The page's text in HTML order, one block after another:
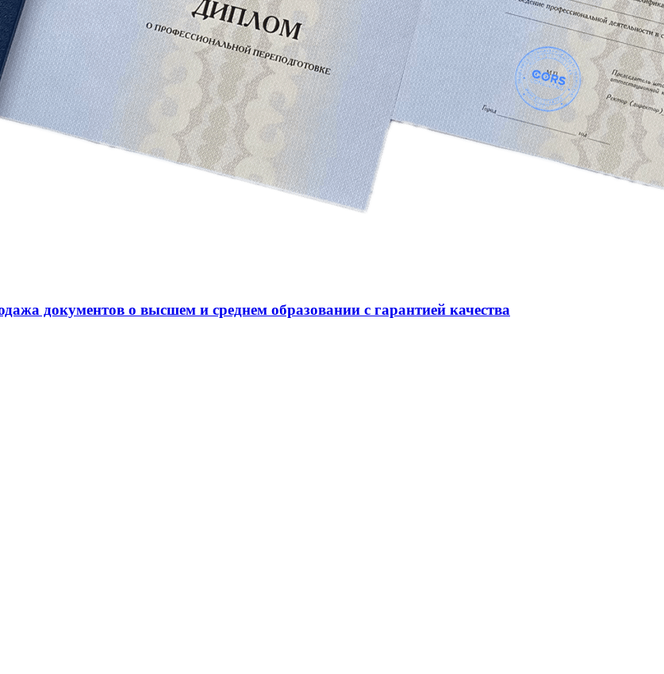
документов о высшем и среднем образовании с гарантией качества